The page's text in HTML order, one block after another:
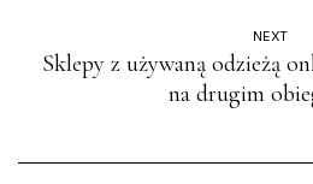
NEXT
Sklepy z używaną odzieżą
na drugim